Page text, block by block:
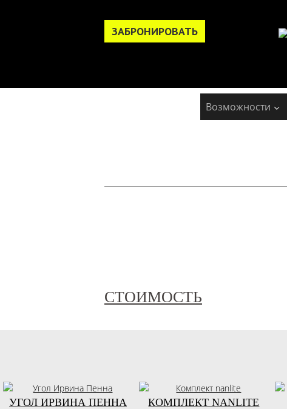
ЗАБРОНИРОВАТЬ
Возможности
СТОИМОСТЬ
УГОЛ ИРВИНА ПЕННА КОМПЛЕКТ NANLITE